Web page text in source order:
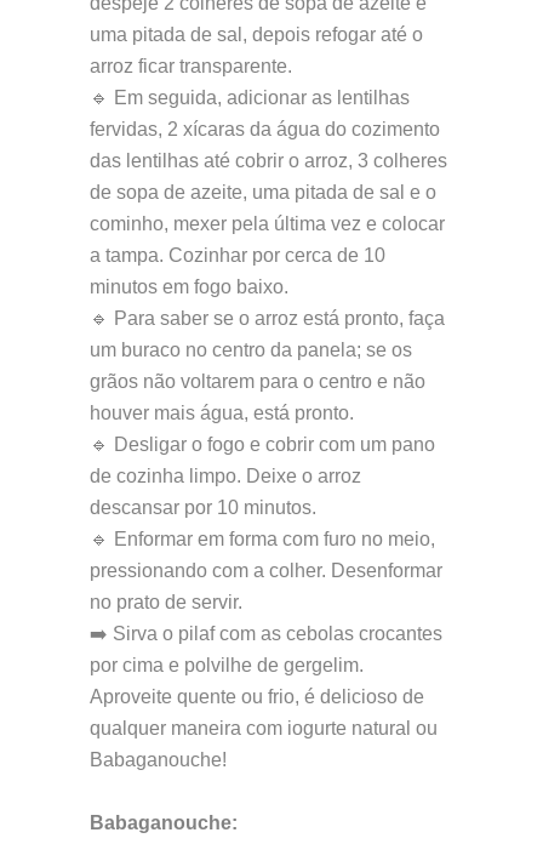
uma pitada de sal, depois refogar até o
arroz ficar transparente.
🔹 Em seguida, adicionar as lentilhas
fervidas, 2 xícaras da água do cozimento
das lentilhas até cobrir o arroz, 3 colheres
de sopa de azeite, uma pitada de sal e o
cominho, mexer pela última vez e colocar
a tampa. Cozinhar por cerca de 10
minutos em fogo baixo.
🔹 Para saber se o arroz está pronto, faça
um buraco no centro da panela; se os
grãos não voltarem para o centro e não
houver mais água, está pronto.
🔹 Desligar o fogo e cobrir com um pano
de cozinha limpo. Deixe o arroz
descansar por 10 minutos.
🔹 Enformar em forma com furo no meio,
pressionando com a colher. Desenformar
no prato de servir.
➡️ Sirva o pilaf com as cebolas crocantes
por cima e polvilhe de gergelim.
Aproveite quente ou frio, é delicioso de
qualquer maneira com iogurte natural ou
Babaganouche!
Babaganouche: